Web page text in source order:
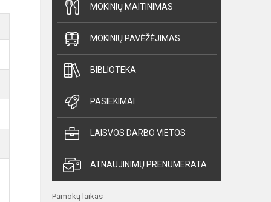
MOKINIŲ MAITINIMAS
MOKINIŲ PAVĖŽĖJIMAS
BIBLIOTEKA
PASIEKIMAI
LAISVOS DARBO VIETOS
ATNAUJINIMŲ PRENUMERATA
Pamokų laikas